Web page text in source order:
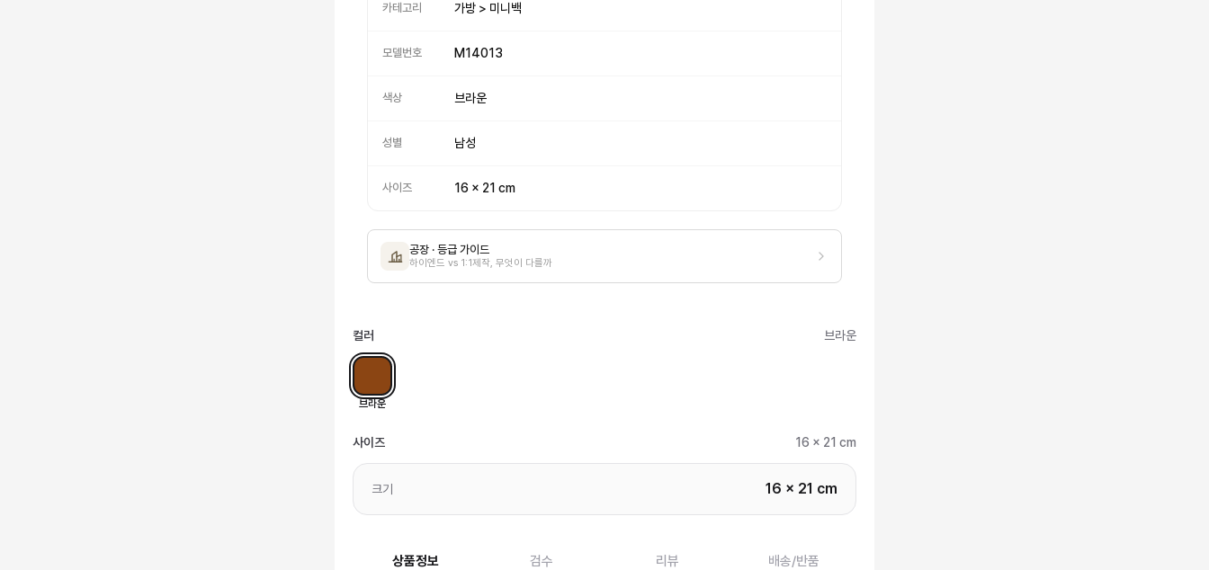
카테고리 가방 > 미니백
모델번호 M14013
색상 브라운
성별 남성
사이즈 16 x 21 cm
공장 · 등급 가이드
하이엔드 vs 1:1제작, 무엇이 다를까
컬러 브라운
브라운
사이즈 16 x 21 cm
크기 16 x 21 cm
상품정보 검수 리뷰 배송/반품